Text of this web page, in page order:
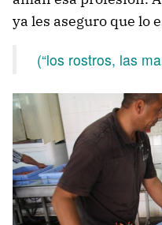
ya les aseguro que lo
(“los rostros, las